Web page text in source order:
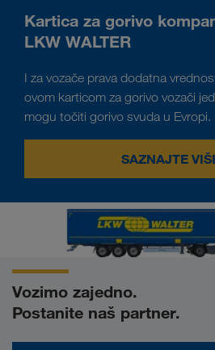
Kartica za gorivo
LKW WALTER
I za vozače prava dodatna
ovom karticom za gorivo vozači
mogu točiti gorivo svuda u Evropi.
SAZNAJTE
Vozimo zajedno.
Postanite naš partner.